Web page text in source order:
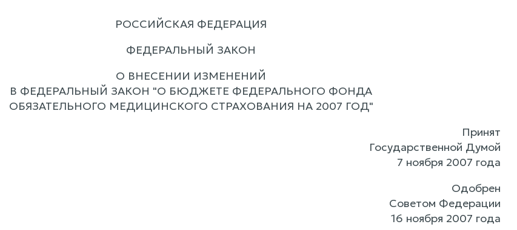
РОССИЙСКАЯ ФЕДЕРАЦИЯ
ФЕДЕРАЛЬНЫЙ ЗАКОН
О ВНЕСЕНИИ ИЗМЕНЕНИЙ
В ФЕДЕРАЛЬНЫЙ ЗАКОН "О БЮДЖЕТЕ ФЕДЕРАЛЬНОГО ФОНДА
ОБЯЗАТЕЛЬНОГО МЕДИЦИНСКОГО СТРАХОВАНИЯ НА 2007 ГОД"
Принят
Государственной Думой
7 ноября 2007 года
Одобрен
Советом Федерации
16 ноября 2007 года